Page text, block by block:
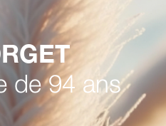
de 94 ans